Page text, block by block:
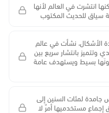
انتشرت في العالم لأنها
سياق للحديث المكتوب
الأشكال، نشأت في عالم
وتتميز بانتشار سريع بين
بسيط ويستهدف عامة
جامدة لمئات السنين إلى
مستخدميها أمرٌ لا